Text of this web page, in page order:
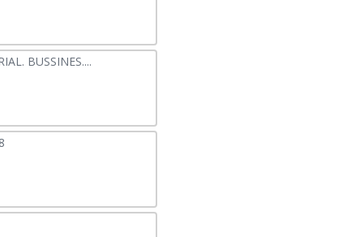
BUSSINES....